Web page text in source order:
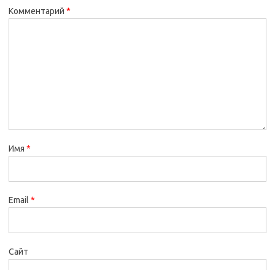
Комментарий *
Имя *
Email *
Сайт